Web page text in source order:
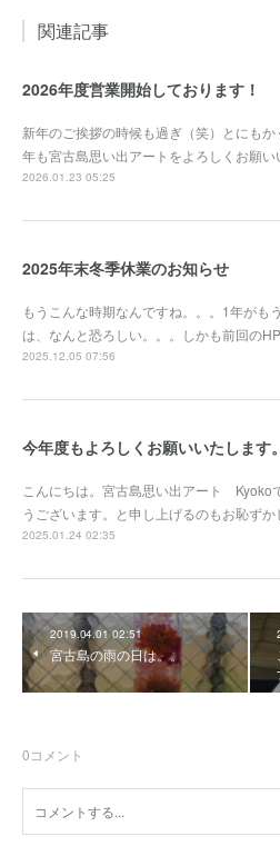
関連記事
2026年度営業開始しております！
新年のご挨拶の時候も過ぎ（笑）とにもか
年も宮古島思い出アートをよろしくお願い
2026.01.23 05:25
2025年末冬季休業のお知らせ
もうこんな時期なんですね。。。1年がも
は、なんと恐ろしい。。。しかも前回の
2025.12.05 07:56
今年度もよろしくお願いいたします
こんにちは。宮古島思い出アート Kyoko
うございます。と申し上げるのもお恥ず
2025.01.24 02:35
2019.04.01 02:51
宮古島の雨の日は。。
0コメント